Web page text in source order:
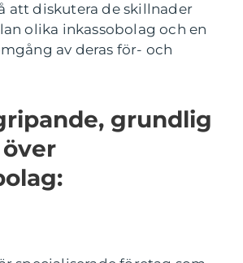
att diskutera de skillnader
olika inkassobolag och en
av deras för- och
grundlig